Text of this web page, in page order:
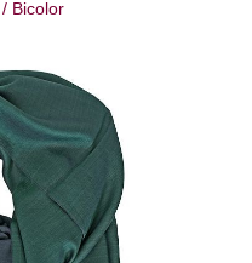
/ Bicolor